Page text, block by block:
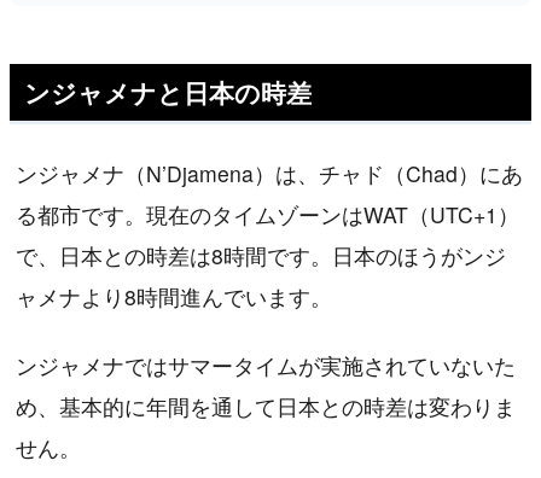
ンジャメナと日本の時差
ンジャメナ（N’Djamena）は、チャド（Chad）にあ
る都市です。現在のタイムゾーンはWAT（UTC+1）
で、日本との時差は8時間です。日本のほうがンジ
ャメナより8時間進んでいます。
ンジャメナではサマータイムが実施されていないた
め、基本的に年間を通して日本との時差は変わりま
せん。